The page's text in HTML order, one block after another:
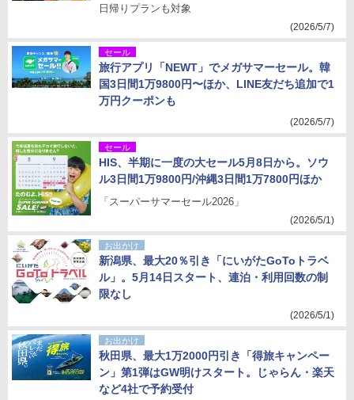
日帰りプランも対象
(2026/5/7)
セール
旅行アプリ「NEWT」でメガサマーセール。韓
国3日間1万9800円〜ほか、LINE友だち追加で1
万円クーポンも
(2026/5/7)
セール
HIS、半期に一度の大セール5月8日から。ソウ
ル3日間1万9800円/沖縄3日間1万7800円ほか
「スーパーサマーセール2026」
(2026/5/1)
お出かけ
新潟県、最大20％引き「にいがたGoToトラベ
ル」。5月14日スタート、連泊・利用回数の制
限なし
(2026/5/1)
お出かけ
秋田県、最大1万2000円引き「得旅キャンペー
ン」第1弾はGW明けスタート。じゃらん・楽天
など4社で予約受付